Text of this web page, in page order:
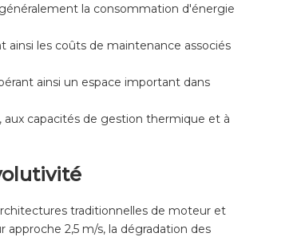
la consommation d'énergie
les coûts de maintenance associés
ainsi un espace important dans
aux capacités de gestion thermique et à
traditionnelles de moteur et
2,5 m/s, la dégradation des